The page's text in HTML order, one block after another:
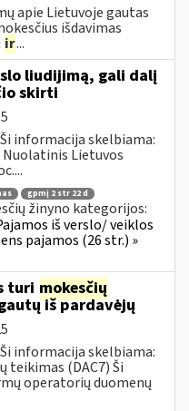
apie Lietuvoje gautas
išdavimas
ir...
liudijimą, gali dalį
skirti
informacija skelbiama:
Lietuvos
gpmį 2 str 22 d
žinyno kategorijos:
iš verslo/ veiklos
pajamos (26 str.) »
turi mokesčių
iš pardavėjų
informacija skelbiama:
(DAC7) Ši
operatorių duomenų